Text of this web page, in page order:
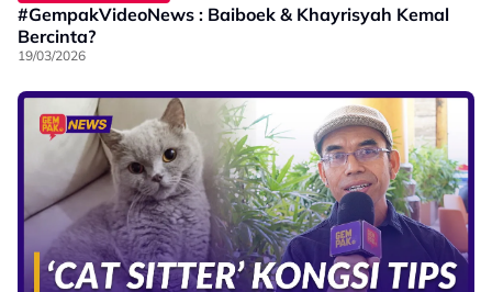
#GempakVideoNews : Baiboek & Khayrisyah Kemal
Bercinta?
19/03/2026